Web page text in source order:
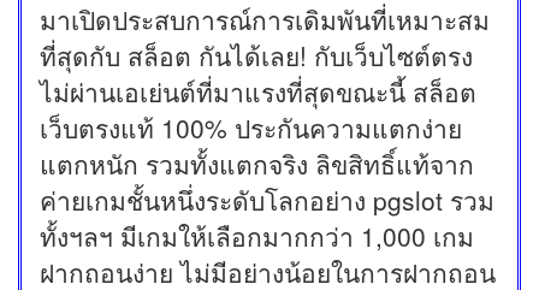
มาเปิดประสบการณ์การเดิมพันที่เหมาะสม
ที่สุดกับ สล็อต กันได้เลย! กับเว็บไซต์ตรง
ไม่ผ่านเอเย่นต์ที่มาแรงที่สุดขณะนี้ สล็อต
เว็บตรงแท้ 100% ประกันความแตกง่าย
แตกหนัก รวมทั้งแตกจริง ลิขสิทธิ์แท้จาก
ค่ายเกมชั้นหนึ่งระดับโลกอย่าง pgslot รวม
ทั้งฯลฯ มีเกมให้เลือกมากกว่า 1,000 เกม
ฝากถอนง่าย ไม่มีอย่างน้อยในการฝากถอน